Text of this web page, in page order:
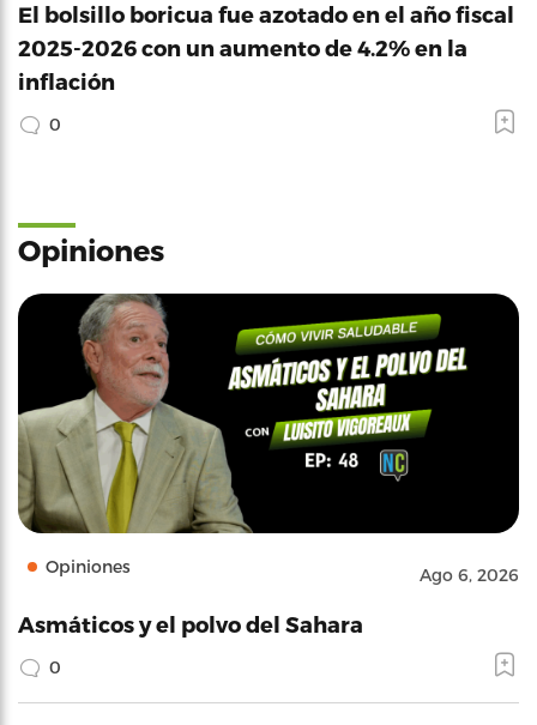
El bolsillo boricua fue azotado en el año fiscal
2025-2026 con un aumento de 4.2% en la
inflación
0
Opiniones
Opiniones Ago 6, 2026
Asmáticos y el polvo del Sahara
0